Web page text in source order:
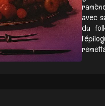
avec
du